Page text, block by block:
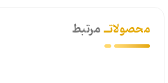
محصولاتــمرتبط